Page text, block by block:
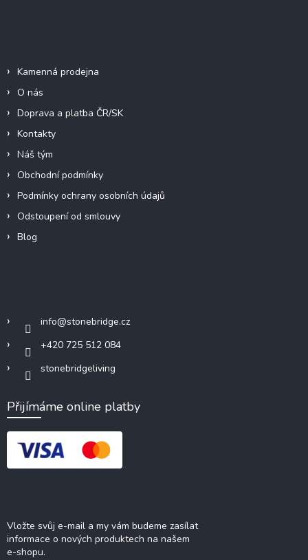
Kamenná prodejna
O nás
Doprava a platba ČR/SK
Kontakty
Náš tým
Obchodní podmínky
Podmínky ochrany osobních údajů
Odstoupení od smlouvy
Blog
info@stonebridge.cz
+420 725 512 084
stonebridgeliving
Přijímáme online platby
Vložte svůj e-mail a my vám budeme zasílat
informace o nových produktech na našem
e-shopu.